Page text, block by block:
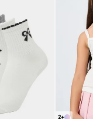
+
2